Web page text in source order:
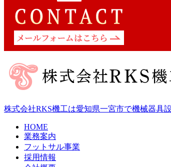
株式会社RKS機工は愛知県一宮市で機械器具
HOME
業務案内
フットサル事業
採用情報